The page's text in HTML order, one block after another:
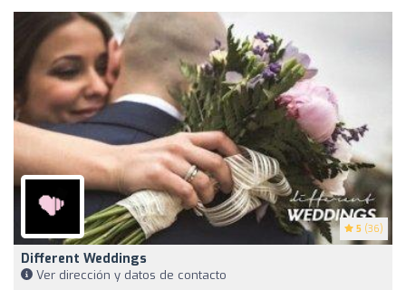
5 (36)
Different Weddings
Ver dirección y datos de contacto